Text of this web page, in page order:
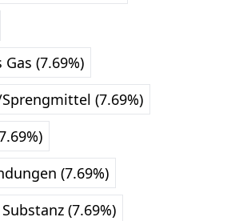
(7.69%)
(7.69%)
(7.69%)
(7.69%)